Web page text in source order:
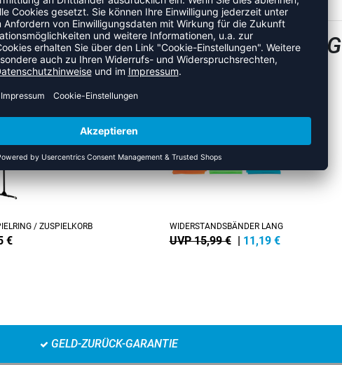
KATEGORIE HALLENTRAINING
/ ZUSPIELKORB
€
WIDERSTANDSBÄNDER LANG
UVP 15,99 € | 11,19 €
GELD-ZURÜCK-GARANTIE